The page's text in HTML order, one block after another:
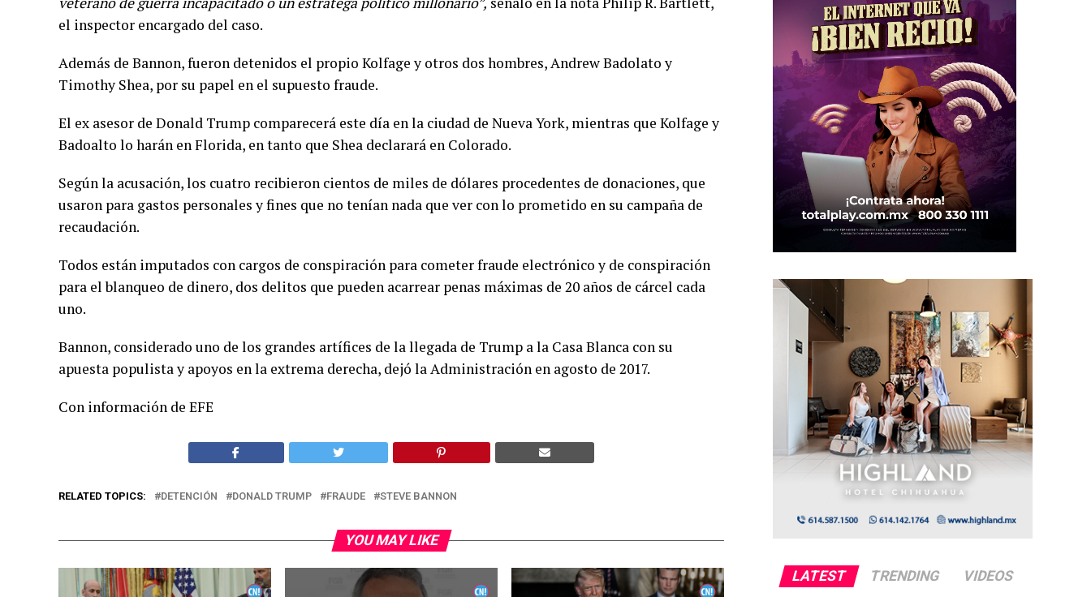
el inspector encargado del caso.
Además de Bannon, fueron detenidos el propio Kolfage y otros dos hombres, Andrew Badolato y
Timothy Shea, por su papel en el supuesto fraude.
El ex asesor de Donald Trump comparecerá este día en la ciudad de Nueva York, mientras que Kolfage y
Badoalto lo harán en Florida, en tanto que Shea declarará en Colorado.
Según la acusación, los cuatro recibieron cientos de miles de dólares procedentes de donaciones, que
usaron para gastos personales y fines que no tenían nada que ver con lo prometido en su campaña de
recaudación.
Todos están imputados con cargos de conspiración para cometer fraude electrónico y de conspiración
para el blanqueo de dinero, dos delitos que pueden acarrear penas máximas de 20 años de cárcel cada
uno.
Bannon, considerado uno de los grandes artífices de la llegada de Trump a la Casa Blanca con su
apuesta populista y apoyos en la extrema derecha, dejó la Administración en agosto de 2017.
Con información de EFE
RELATED TOPICS: DETENCIÓN DONALD TRUMP FRAUDE STEVE BANNON
YOU MAY LIKE
LATEST TRENDING VIDEOS